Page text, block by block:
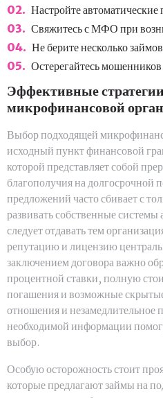
Настройте автоматические
Свяжитесь с МФО при
Не берите несколько
Остерегайтесь мошенников.
Эффективные
микрофинансовой
Выбор подходящей
исходный пункт финансовой
которой представляет собой
благополучия на долгосрочной
предложений часто сбивает с
развивать собственные
следует отдавать тем
репутацию и лицензию
заключением договора важно
процентной ставки, полную
погашения и возможные
отношения и незамедлительное
необходимой информации
выбор.
Особую осторожность стоит
которые предлагают займы на